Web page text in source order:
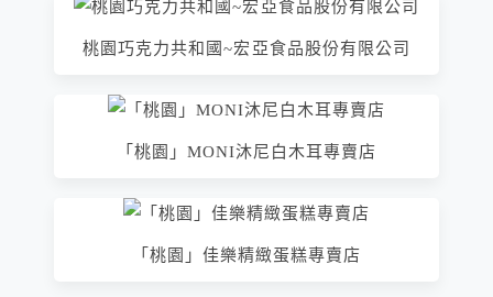
桃園巧克力共和國~宏亞食品股份有限公司
「桃園」MONI沐尼白木耳專賣店
「桃園」佳樂精緻蛋糕專賣店